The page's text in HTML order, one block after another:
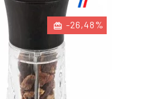
-26,48%